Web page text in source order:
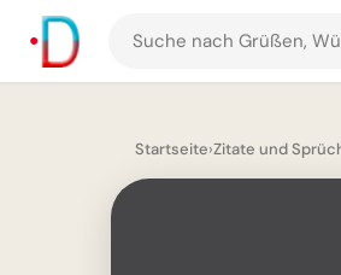
Suche
nach
und
Startseite›Zitate und